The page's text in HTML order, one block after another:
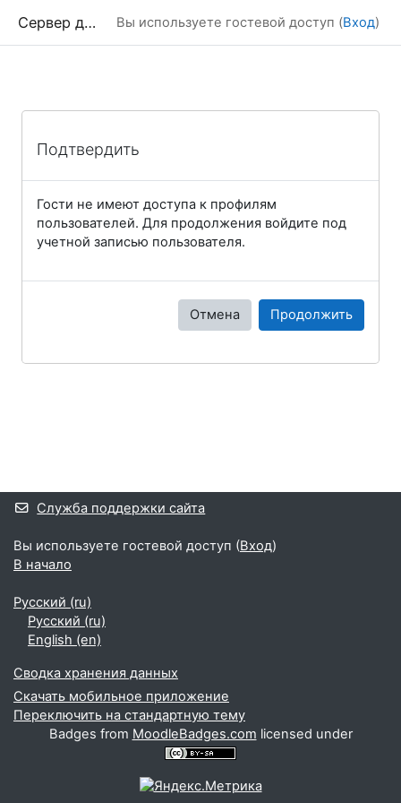
Сервер дистанционного обучения Химического факультета МГУ Вы используете гостевой доступ (Вход)
Подтвердить
Гости не имеют доступа к профилям
пользователей. Для продолжения войдите под
учетной записью пользователя.
Отмена Продолжить
Служба поддержки сайта
Вы используете гостевой доступ (Вход)
В начало
Русский ‎(ru)‎
Русский ‎(ru)‎
English ‎(en)‎
Сводка хранения данных
Скачать мобильное приложение
Переключить на стандартную тему
Badges from MoodleBadges.com licensed under